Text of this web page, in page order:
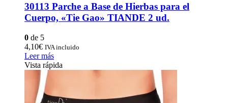
30113 Parche a Base de Hierbas para el
Cuerpo, «Tie Gao» TIANDE 2 ud.
0 de 5
4,10€ IVA incluido
Leer más
Vista rápida